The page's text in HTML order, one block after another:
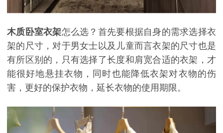
木质卧室衣架怎么选？首先要根据自身的需求选择衣
架的尺寸，对于男女士以及儿童而言衣架的尺寸也是
有所区别的，只有选择了长度和肩宽合适的衣架，才
能很好地悬挂衣物，同时也能降低衣架对衣物的伤
害，更好的保护衣物，延长衣物的使用期限。